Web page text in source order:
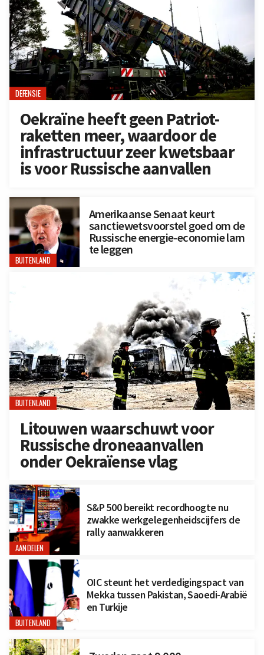
DEFENSIE
Oekraïne heeft geen Patriot-
raketten meer, waardoor de
infrastructuur zeer kwetsbaar
is voor Russische aanvallen
BUITENLAND
Amerikaanse Senaat keurt
sanctiewetsvoorstel goed om de
Russische energie-economie lam
te leggen
BUITENLAND
Litouwen waarschuwt voor
Russische droneaanvallen
onder Oekraïense vlag
AANDELEN
S&P 500 bereikt recordhoogte nu
zwakke werkgelegenheidscijfers de
rally aanwakkeren
BUITENLAND
OIC steunt het verdedigingspact van
Mekka tussen Pakistan, Saoedi-Arabië
en Turkije